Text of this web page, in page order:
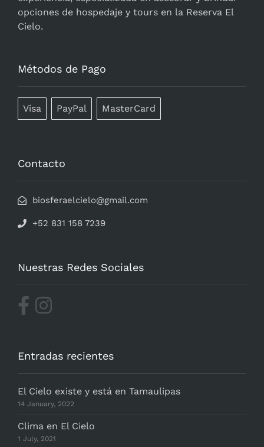
opciones de hospedaje y tours en la Reserva El
Cielo.
Métodos de Pago
Visa PayPal MasterCard
Contacto
biosferaelcielo@gmail.com
+52 831 158 7239
Nuestras Redes Sociales
Entradas recientes
El Cielo existe y está en Tamaulipas
14 January, 2022
Clima en El Cielo
1 July, 2021